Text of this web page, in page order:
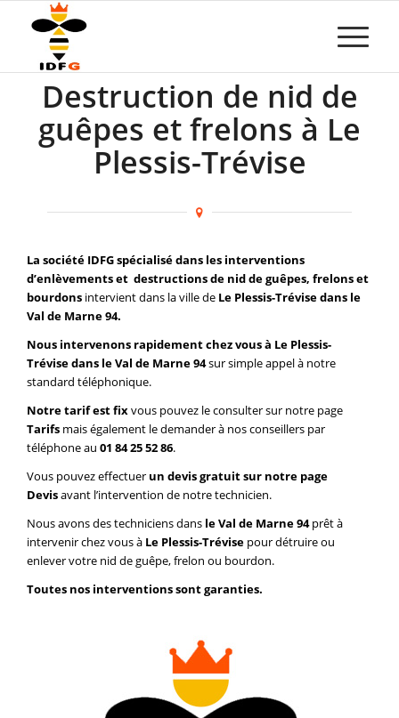
Destruction de nid de
guêpes et frelons à Le
Plessis-Trévise
La société IDFG spécialisé dans les interventions
d’enlèvements et destructions de nid de guêpes, frelons et
bourdons intervient dans la ville de Le Plessis-Trévise dans le
Val de Marne 94.
Nous intervenons rapidement chez vous à Le Plessis-
Trévise dans le Val de Marne 94sur simple appel à notre
standard téléphonique.
Notre tarif est fixvous pouvez le consulter sur notre page
Tarifs mais également le demander à nos conseillers par
téléphone au 01 84 25 52 86.
Vous pouvez effectuer un devis gratuit sur notre page
Devisavant l’intervention de notre technicien.
Nous avons des techniciens dans le Val de Marne 94prêt à
intervenir chez vous à Le Plessis-Trévise pour détruire ou
enlever votre nid de guêpe, frelon ou bourdon.
Toutes nos interventions sont garanties.